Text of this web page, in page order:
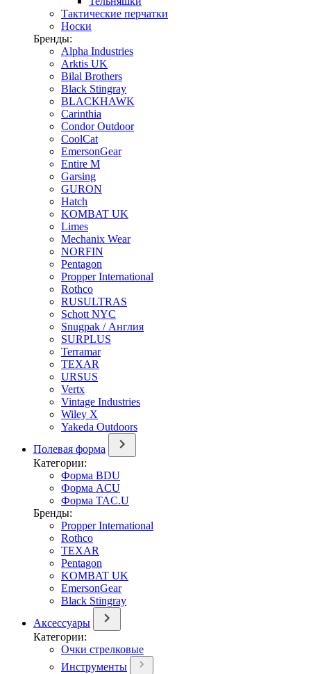
Тактические перчатки
Носки
Бренды:
Alpha Industries
Arktis UK
Bilal Brothers
Black Stingray
BLACKHAWK
Carinthia
Condor Outdoor
CoolCat
EmersonGear
Entire M
Garsing
GURON
Hatch
KOMBAT UK
Limes
Mechanix Wear
NORFIN
Pentagon
Propper International
Rothco
RUSULTRAS
Schott NYC
Snugpak / Англия
SURPLUS
Terramar
TEXAR
URSUS
Vertx
Vintage Industries
Wiley X
Yakeda Outdoors
Полевая форма
Категории:
Форма BDU
Форма ACU
Форма TAC.U
Бренды:
Propper International
Rothco
TEXAR
Pentagon
KOMBAT UK
EmersonGear
Black Stingray
Аксессуары
Категории:
Очки стрелковые
Инструменты